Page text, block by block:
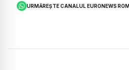
URMĂREȘTE CANALUL EURONEWS